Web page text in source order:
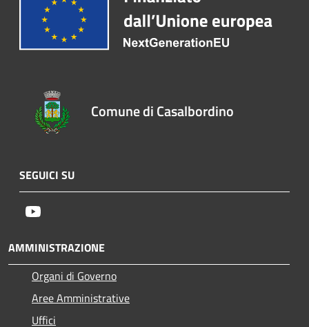
Comune di Casalbordino
SEGUICI SU
AMMINISTRAZIONE
Organi di Governo
Aree Amministrative
Uffici